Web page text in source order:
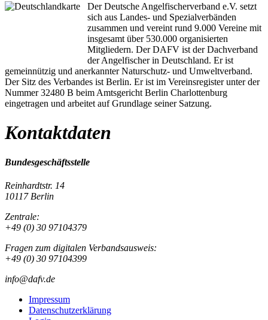
Der Deutsche Angelfischerverband e.V. setzt
sich aus Landes- und Spezialverbänden
zusammen und vereint rund 9.000 Vereine mit
insgesamt über 530.000 organisierten
Mitgliedern. Der DAFV ist der Dachverband
der Angelfischer in Deutschland. Er ist
gemeinnützig und anerkannter Naturschutz- und Umweltverband.
Der Sitz des Verbandes ist Berlin. Er ist im Vereinsregister unter der
Nummer 32480 B beim Amtsgericht Berlin Charlottenburg
eingetragen und arbeitet auf Grundlage seiner Satzung.
Kontaktdaten
Bundesgeschäftsstelle
Reinhardtstr. 14
10117 Berlin
Zentrale:
+49 (0) 30 97104379
Fragen zum digitalen Verbandsausweis:
+49 (0) 30 97104399
info@dafv.de
Impressum
Datenschutzerklärung